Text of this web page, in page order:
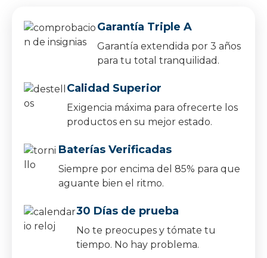
Garantía Triple A
Garantía extendida por 3 años
para tu total tranquilidad.
Calidad Superior
Exigencia máxima para ofrecerte los
productos en su mejor estado.
Baterías Verificadas
Siempre por encima del 85% para que
aguante bien el ritmo.
30 Días de prueba
No te preocupes y tómate tu
tiempo. No hay problema.